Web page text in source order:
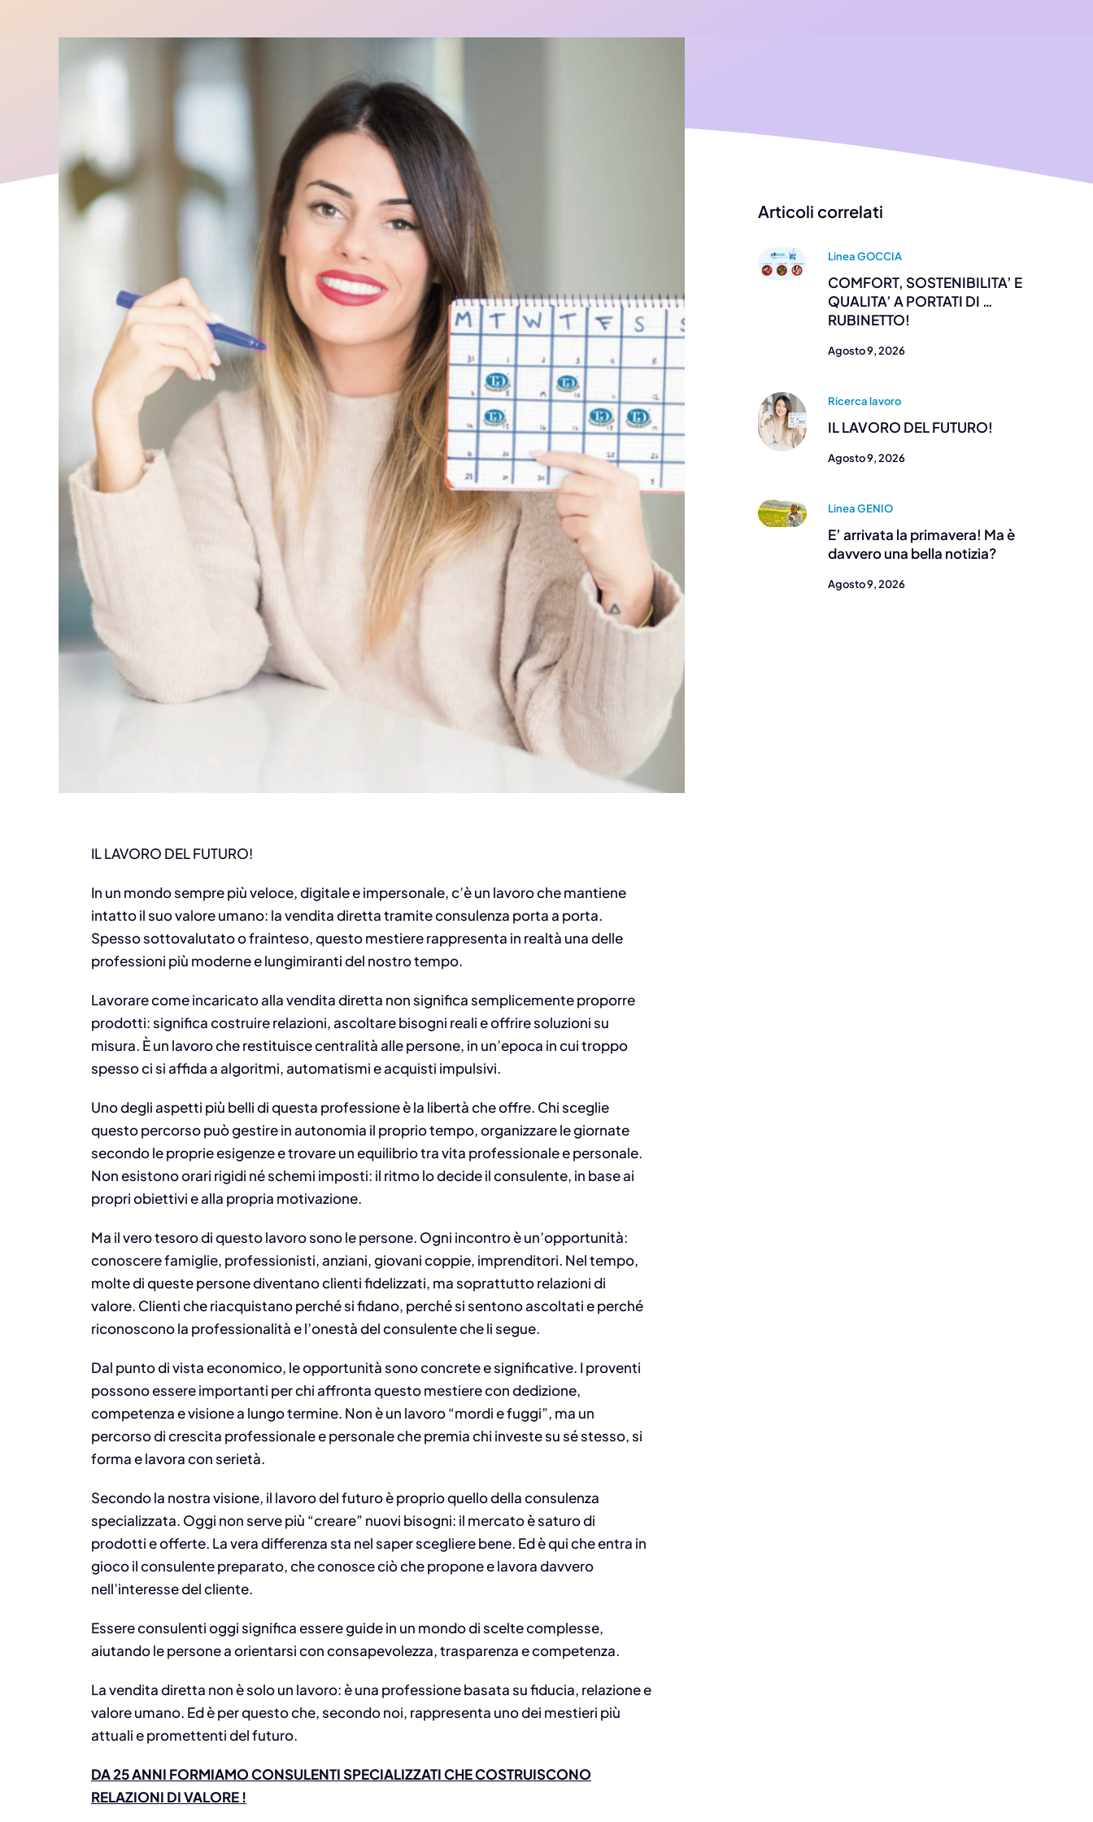
IL LAVORO DEL FUTURO!
In un mondo sempre più veloce, digitale e impersonale, c’è un lavoro che mantiene
intatto il suo valore umano: la vendita diretta tramite consulenza porta a porta.
Spesso sottovalutato o frainteso, questo mestiere rappresenta in realtà una delle
professioni più moderne e lungimiranti del nostro tempo.
Lavorare come incaricato alla vendita diretta non significa semplicemente proporre
prodotti: significa costruire relazioni, ascoltare bisogni reali e offrire soluzioni su
misura. È un lavoro che restituisce centralità alle persone, in un’epoca in cui troppo
spesso ci si affida a algoritmi, automatismi e acquisti impulsivi.
Uno degli aspetti più belli di questa professione è la libertà che offre. Chi sceglie
questo percorso può gestire in autonomia il proprio tempo, organizzare le giornate
secondo le proprie esigenze e trovare un equilibrio tra vita professionale e personale.
Non esistono orari rigidi né schemi imposti: il ritmo lo decide il consulente, in base ai
propri obiettivi e alla propria motivazione.
Ma il vero tesoro di questo lavoro sono le persone. Ogni incontro è un’opportunità:
conoscere famiglie, professionisti, anziani, giovani coppie, imprenditori. Nel tempo,
molte di queste persone diventano clienti fidelizzati, ma soprattutto relazioni di
valore. Clienti che riacquistano perché si fidano, perché si sentono ascoltati e perché
riconoscono la professionalità e l’onestà del consulente che li segue.
Dal punto di vista economico, le opportunità sono concrete e significative. I proventi
possono essere importanti per chi affronta questo mestiere con dedizione,
competenza e visione a lungo termine. Non è un lavoro “mordi e fuggi”, ma un
percorso di crescita professionale e personale che premia chi investe su sé stesso, si
forma e lavora con serietà.
Secondo la nostra visione, il lavoro del futuro è proprio quello della consulenza
specializzata. Oggi non serve più “creare” nuovi bisogni: il mercato è saturo di
prodotti e offerte. La vera differenza sta nel saper scegliere bene. Ed è qui che entra in
gioco il consulente preparato, che conosce ciò che propone e lavora davvero
nell’interesse del cliente.
Essere consulenti oggi significa essere guide in un mondo di scelte complesse,
aiutando le persone a orientarsi con consapevolezza, trasparenza e competenza.
La vendita diretta non è solo un lavoro: è una professione basata su fiducia, relazione e
valore umano. Ed è per questo che, secondo noi, rappresenta uno dei mestieri più
attuali e promettenti del futuro.
DA 25 ANNI FORMIAMO CONSULENTI SPECIALIZZATI CHE COSTRUISCONO
RELAZIONI DI VALORE !
Articoli correlati
Linea GOCCIA
COMFORT, SOSTENIBILITA’ E
QUALITA’ A PORTATI DI …
RUBINETTO!
Agosto 9, 2026
Ricerca lavoro
IL LAVORO DEL FUTURO!
Agosto 9, 2026
Linea GENIO
E’ arrivata la primavera! Ma è
davvero una bella notizia?
Agosto 9, 2026